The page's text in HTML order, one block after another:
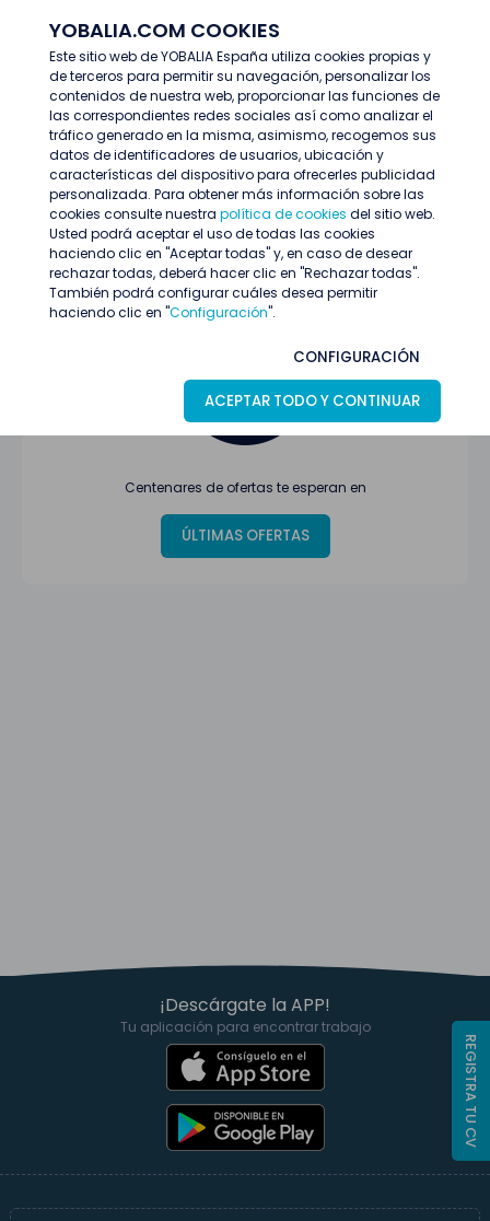
YOBALIA.COM COOKIES
Este sitio web de YOBALIA España utiliza cookies propias y
de terceros para permitir su navegación, personalizar los
contenidos de nuestra web, proporcionar las funciones de
las correspondientes redes sociales así como analizar el
tráfico generado en la misma, asimismo, recogemos sus
datos de identificadores de usuarios, ubicación y
características del dispositivo para ofrecerles publicidad
personalizada. Para obtener más información sobre las
cookies consulte nuestra política de cookies del sitio web.
Usted podrá aceptar el uso de todas las cookies
haciendo clic en "Aceptar todas" y, en caso de desear
rechazar todas, deberá hacer clic en "Rechazar todas".
También podrá configurar cuáles desea permitir
haciendo clic en "Configuración".
CONFIGURACIÓN
ACEPTAR TODO Y CONTINUAR
Últimas ofertas
Oferta no encontrada o ha finalizado su
proceso de selección
Centenares de ofertas te esperan en
ÚLTIMAS OFERTAS
¡Descárgate la APP!
Tu aplicación para encontrar trabajo
REGISTRA TU CV